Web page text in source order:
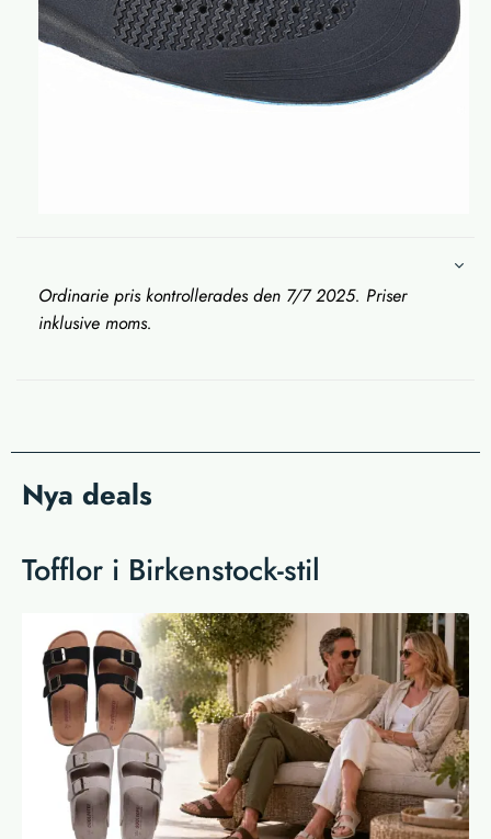
Ordinarie pris kontrollerades den 7/7 2025. Priser
inklusive moms.
Nya deals
Tofflor i Birkenstock-stil